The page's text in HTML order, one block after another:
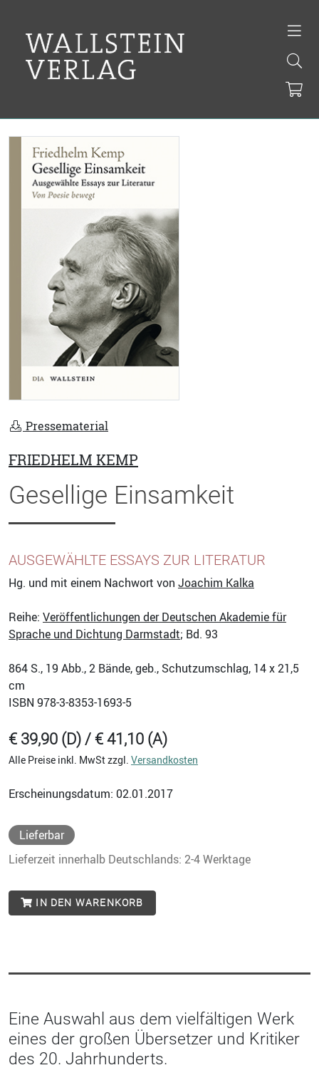
Pressematerial
FRIEDHELM KEMP
Gesellige Einsamkeit
AUSGEWÄHLTE ESSAYS ZUR LITERATUR
Hg. und mit einem Nachwort von Joachim Kalka
Reihe: Veröffentlichungen der Deutschen Akademie für
Sprache und Dichtung Darmstadt; Bd. 93
864 S., 19 Abb., 2 Bände, geb., Schutzumschlag, 14 x 21,5
cm
ISBN 978-3-8353-1693-5
€ 39,90 (D) / € 41,10 (A)
Alle Preise inkl. MwSt zzgl. Versandkosten
Erscheinungsdatum: 02.01.2017
Lieferbar
Lieferzeit innerhalb Deutschlands: 2-4 Werktage
IN DEN WARENKORB
Eine Auswahl aus dem vielfältigen Werk
eines der großen Übersetzer und Kritiker
des 20. Jahrhunderts.